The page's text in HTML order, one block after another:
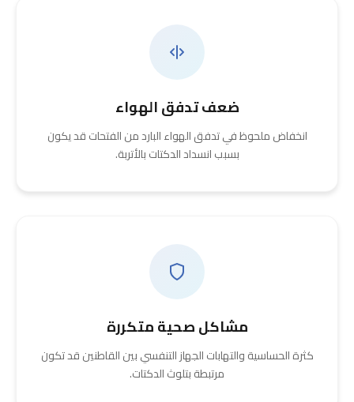
ضعف تدفق الهواء
انخفاض ملحوظ في تدفق الهواء البارد من الفتحات قد يكون
بسبب انسداد الدكتات بالأتربة.
مشاكل صحية متكررة
كثرة الحساسية والتهابات الجهاز التنفسي بين القاطنين قد تكون
مرتبطة بتلوث الدكتات.